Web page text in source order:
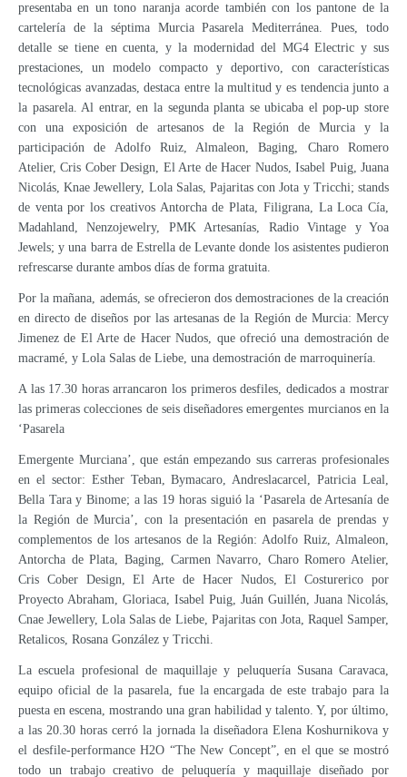
presentaba en un tono naranja acorde también con los pantone de la
cartelería de la séptima Murcia Pasarela Mediterránea. Pues, todo
detalle se tiene en cuenta, y la modernidad del MG4 Electric y sus
prestaciones, un modelo compacto y deportivo, con características
tecnológicas avanzadas, destaca entre la multitud y es tendencia junto a
la pasarela. Al entrar, en la segunda planta se ubicaba el pop-up store
con una exposición de artesanos de la Región de Murcia y la
participación de Adolfo Ruiz, Almaleon, Baging, Charo Romero
Atelier, Cris Cober Design, El Arte de Hacer Nudos, Isabel Puig, Juana
Nicolás, Knae Jewellery, Lola Salas, Pajaritas con Jota y Tricchi; stands
de venta por los creativos Antorcha de Plata, Filigrana, La Loca Cía,
Madahland, Nenzojewelry, PMK Artesanías, Radio Vintage y Yoa
Jewels; y una barra de Estrella de Levante donde los asistentes pudieron
refrescarse durante ambos días de forma gratuita.
Por la mañana, además, se ofrecieron dos demostraciones de la creación
en directo de diseños por las artesanas de la Región de Murcia: Mercy
Jimenez de El Arte de Hacer Nudos, que ofreció una demostración de
macramé, y Lola Salas de Liebe, una demostración de marroquinería.
A las 17.30 horas arrancaron los primeros desfiles, dedicados a mostrar
las primeras colecciones de seis diseñadores emergentes murcianos en la
‘Pasarela
Emergente Murciana’, que están empezando sus carreras profesionales
en el sector: Esther Teban, Bymacaro, Andreslacarcel, Patricia Leal,
Bella Tara y Binome; a las 19 horas siguió la ‘Pasarela de Artesanía de
la Región de Murcia’, con la presentación en pasarela de prendas y
complementos de los artesanos de la Región: Adolfo Ruiz, Almaleon,
Antorcha de Plata, Baging, Carmen Navarro, Charo Romero Atelier,
Cris Cober Design, El Arte de Hacer Nudos, El Costurerico por
Proyecto Abraham, Gloriaca, Isabel Puig, Juán Guillén, Juana Nicolás,
Cnae Jewellery, Lola Salas de Liebe, Pajaritas con Jota, Raquel Samper,
Retalicos, Rosana González y Tricchi.
La escuela profesional de maquillaje y peluquería Susana Caravaca,
equipo oficial de la pasarela, fue la encargada de este trabajo para la
puesta en escena, mostrando una gran habilidad y talento. Y, por último,
a las 20.30 horas cerró la jornada la diseñadora Elena Koshurnikova y
el desfile-performance H2O “The New Concept”, en el que se mostró
todo un trabajo creativo de peluquería y maquillaje diseñado por